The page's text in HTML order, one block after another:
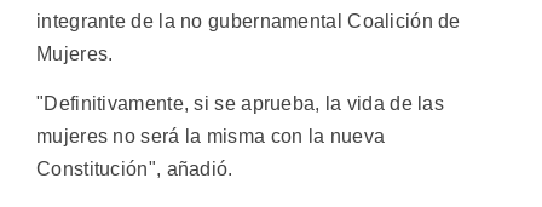
integrante de la no gubernamental Coalición de
Mujeres.
"Definitivamente, si se aprueba, la vida de las
mujeres no será la misma con la nueva
Constitución", añadió.